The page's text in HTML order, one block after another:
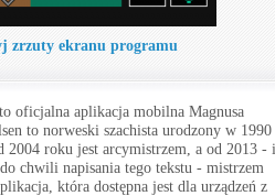
zrzuty ekranu programu
oficjalna aplikacja mobilna Magnusa
to norweski szachista urodzony w 1990
2004 roku jest arcymistrzem, a od 2013 - i
chwili napisania tego tekstu - mistrzem
która dostępna jest dla urządzeń z